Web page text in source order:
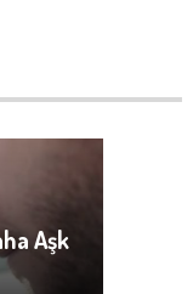
Aşk